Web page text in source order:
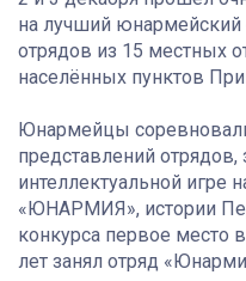
на лучший юнармейский
отрядов из 15 местных
населённых пунктов
Юнармейцы
представлений
интеллектуальной игре
«ЮНАРМИЯ», истории
конкурса первое место
лет занял отряд